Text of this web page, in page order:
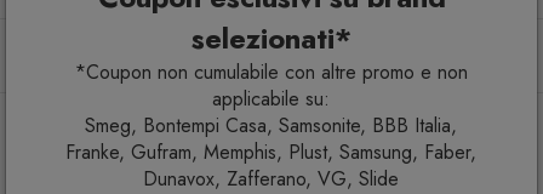
selezionati*
*Coupon non cumulabile con altre promo e non
applicabile su:
Smeg, Bontempi Casa, Samsonite, BBB Italia,
Franke, Gufram, Memphis, Plust, Samsung, Faber,
Dunavox, Zafferano, VG, Slide
Arredo interno Pouf
Bolla 15 Tavolino